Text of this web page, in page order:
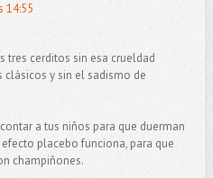
14:55
tres cerditos sin esa crueldad
y sin el sadismo de
a tus niños para que duerman
placebo funciona, para que
champiñones.